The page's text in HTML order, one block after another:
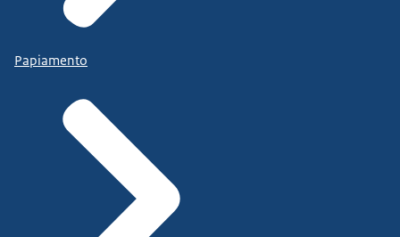
Papiamento